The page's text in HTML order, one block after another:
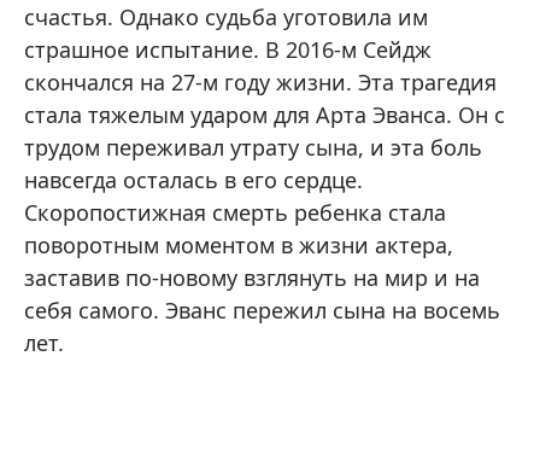
счастья. Однако судьба уготовила им
страшное испытание. В 2016-м Сейдж
скончался на 27-м году жизни. Эта трагедия
стала тяжелым ударом для Арта Эванса. Он с
трудом переживал утрату сына, и эта боль
навсегда осталась в его сердце.
Скоропостижная смерть ребенка стала
поворотным моментом в жизни актера,
заставив по-новому взглянуть на мир и на
себя самого. Эванс пережил сына на восемь
лет.